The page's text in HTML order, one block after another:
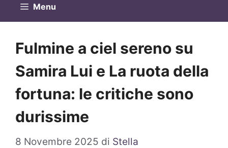
Menu
Fulmine a ciel sereno su
Samira Lui e La ruota della
fortuna: le critiche sono
durissime
8 Novembre 2025 di Stella